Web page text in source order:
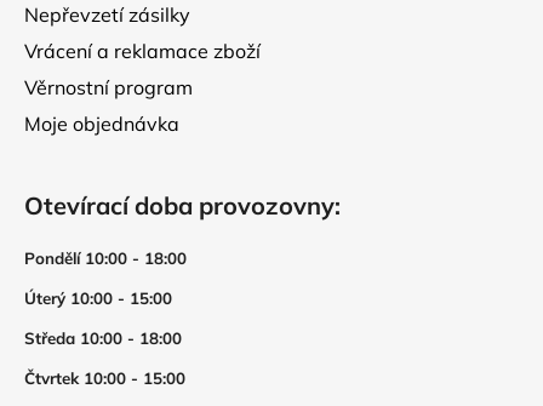
Nepřevzetí zásilky
Vrácení a reklamace zboží
Věrnostní program
Moje objednávka
Otevírací doba provozovny:
Pondělí 10:00 - 18:00
Úterý 10:00 - 15:00
Středa 10:00 - 18:00
Čtvrtek 10:00 - 15:00